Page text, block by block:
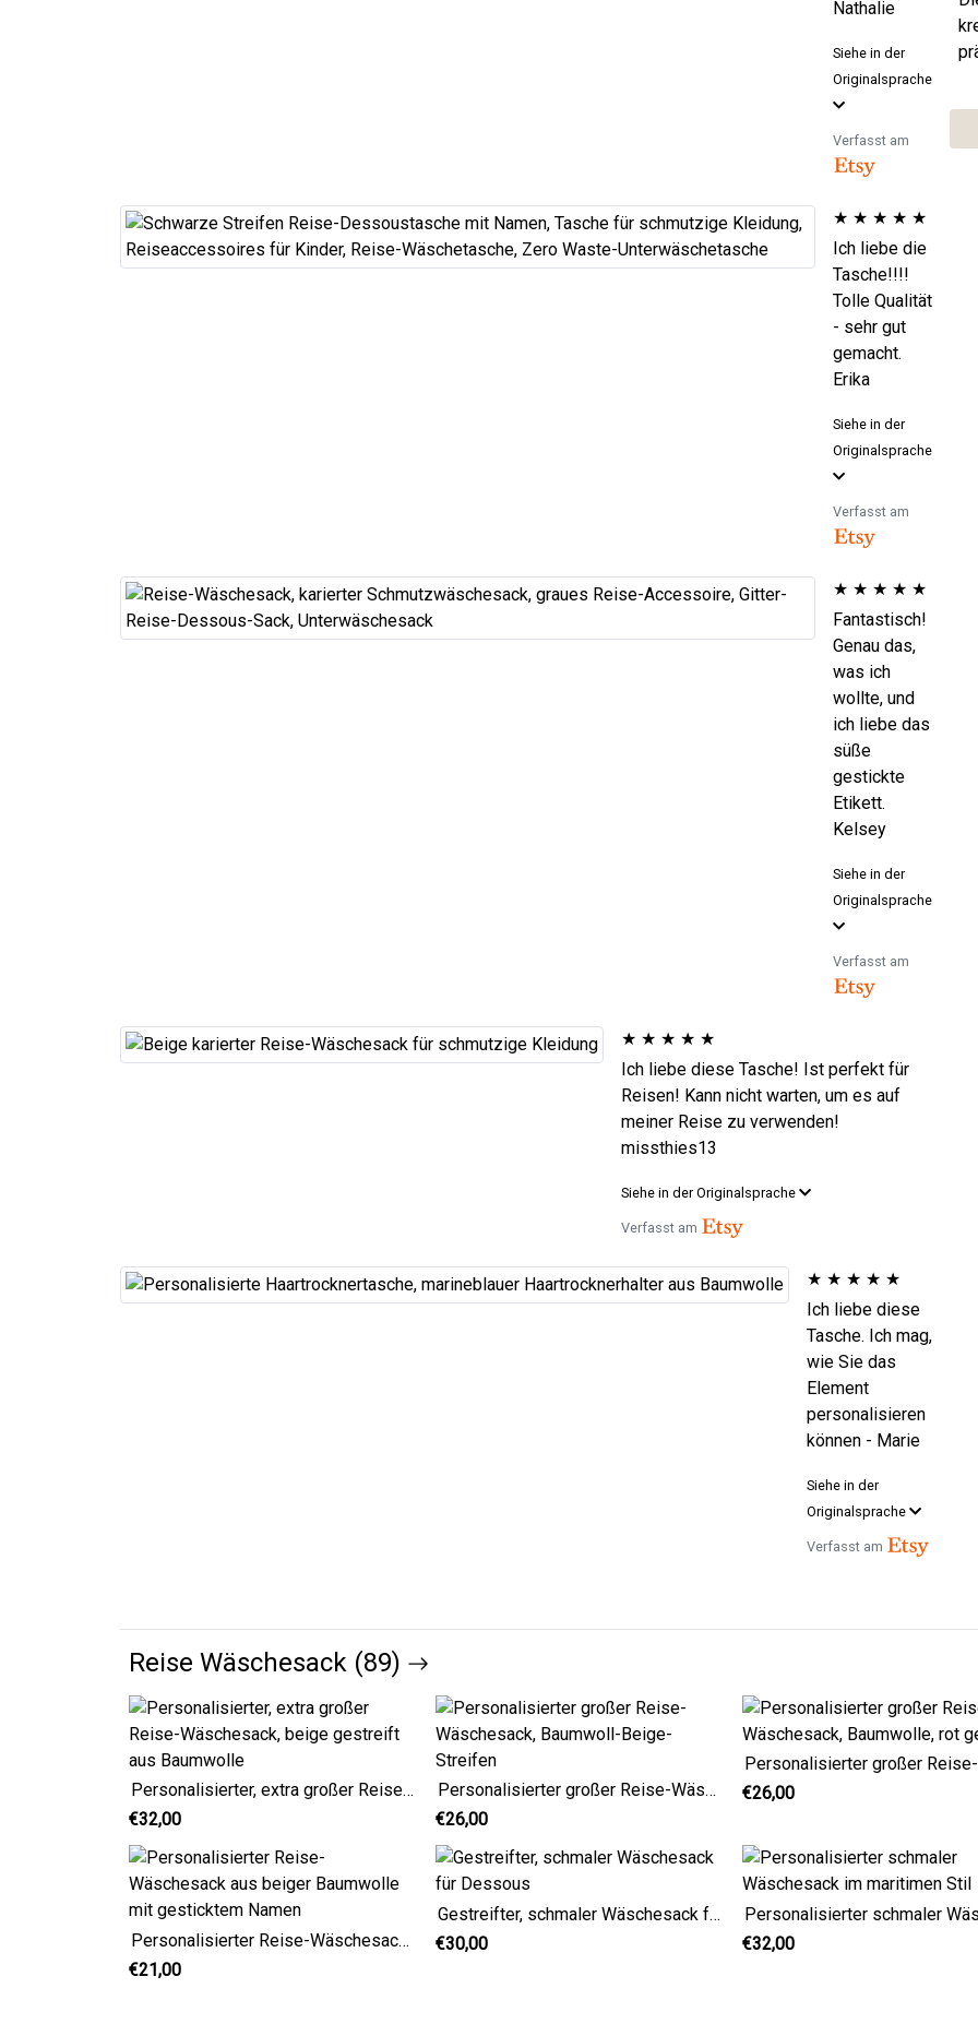
Nathalie
Siehe in der
Originalsprache
Verfasst am
★ ★ ★ ★ ★
Ich liebe die
Tasche!!!!
Tolle Qualität
- sehr gut
gemacht.
Erika
Siehe in der
Originalsprache
Verfasst am
★ ★ ★ ★ ★
Fantastisch!
Genau das,
was ich
wollte, und
ich liebe das
süße
gestickte
Etikett.
Kelsey
Siehe in der
Originalsprache
Verfasst am
★ ★ ★ ★ ★
Ich liebe diese Tasche! Ist perfekt für
Reisen! Kann nicht warten, um es auf
meiner Reise zu verwenden!
missthies13
Siehe in der Originalsprache
Verfasst am
★ ★ ★ ★ ★
Ich liebe diese
Tasche. Ich mag,
wie Sie das
Element
personalisieren
können - Marie
Siehe in der
Originalsprache
Verfasst am
Reise Wäschesack (89)
Personalisierter, extra großer Reise-Wäschesack, beige gestreift aus Baumwolle
€32,00
Personalisierter großer Reise-Wäschesack, Baumwoll-Beige-Streifen
€26,00
€26,00
Personalisierter Reise-Wäschesack aus beiger Baumwolle mit gesticktem Namen
€21,00
Gestreifter, schmaler Wäschesack für Dessous
€30,00
€32,00